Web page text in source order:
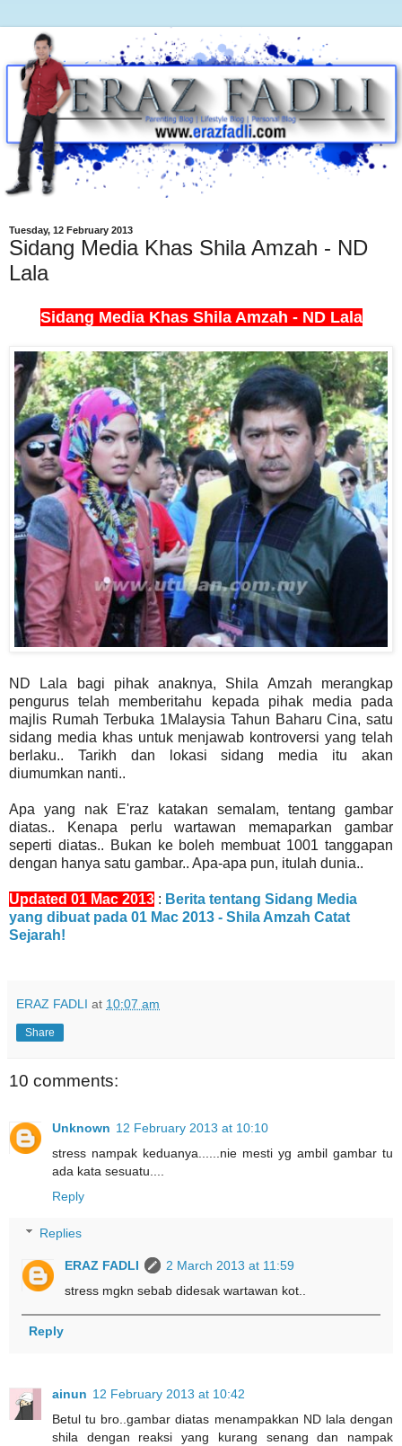
Tuesday, 12 February 2013
Sidang Media Khas Shila Amzah - ND
Lala
Sidang Media Khas Shila Amzah - ND Lala
ND Lala bagi pihak anaknya, Shila Amzah merangkap
pengurus telah memberitahu kepada pihak media pada
majlis Rumah Terbuka 1Malaysia Tahun Baharu Cina, satu
sidang media khas untuk menjawab kontroversi yang telah
berlaku.. Tarikh dan lokasi sidang media itu akan
diumumkan nanti..
Apa yang nak E'raz katakan semalam, tentang gambar
diatas.. Kenapa perlu wartawan memaparkan gambar
seperti diatas.. Bukan ke boleh membuat 1001 tanggapan
dengan hanya satu gambar.. Apa-apa pun, itulah dunia..
Updated 01 Mac 2013 : Berita tentang Sidang Media
yang dibuat pada 01 Mac 2013 - Shila Amzah Catat
Sejarah!
ERAZ FADLI at 10:07 am
Share
10 comments:
Unknown 12 February 2013 at 10:10
stress nampak keduanya......nie mesti yg ambil gambar tu
ada kata sesuatu....
Reply
Replies
ERAZ FADLI
2 March 2013 at 11:59
stress mgkn sebab didesak wartawan kot..
Reply
ainun 12 February 2013 at 10:42
Betul tu bro..gambar diatas menampakkan ND lala dengan
shila dengan reaksi yang kurang senang dan nampak